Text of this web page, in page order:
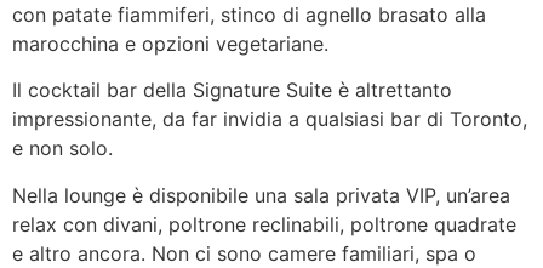
con patate fiammiferi, stinco di agnello brasato alla
marocchina e opzioni vegetariane.
Il cocktail bar della Signature Suite è altrettanto
impressionante, da far invidia a qualsiasi bar di Toronto,
e non solo.
Nella lounge è disponibile una sala privata VIP, un’area
relax con divani, poltrone reclinabili, poltrone quadrate
e altro ancora. Non ci sono camere familiari, spa o